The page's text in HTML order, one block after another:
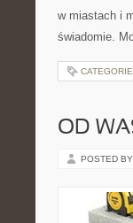
w miastach i
świadomie.
OD
POSTED